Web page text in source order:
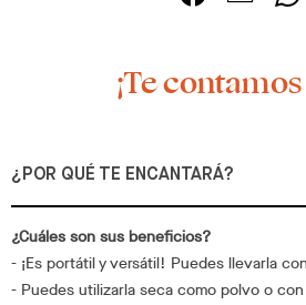
¡Te
¿POR QUÉ TE ENCANTARÁ?
¿Cuáles son sus beneficios?
- ¡Es portátil y versátil! Puedes llevarla
- Puedes utilizarla seca como polvo o